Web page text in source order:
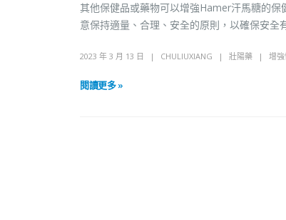
其他保健品或藥物可以增強Hamer汗馬糖的
意保持適量、合理、安全的原則，以確保安全
2023 年 3 月 13 日 CHULIUXIANG 壯陽藥 增
閱讀更多 »